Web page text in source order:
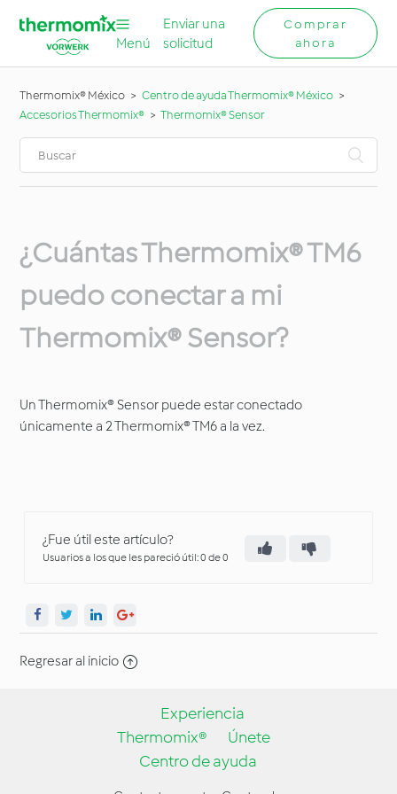
Menú
Enviar una
solicitud
Comprar
ahora
Thermomix® México
Centro de ayuda Thermomix® México
Accesorios Thermomix®
Thermomix® Sensor
¿Cuántas Thermomix® TM6
puedo conectar a mi
Thermomix® Sensor?
Un Thermomix® Sensor puede estar conectado
únicamente a 2 Thermomix® TM6 a la vez.
¿Fue útil este artículo?
Usuarios a los que les pareció útil: 0 de 0
Regresar al inicio
Experiencia
Thermomix®
Únete
Centro de ayuda